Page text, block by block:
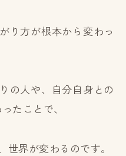
り方が根本から変わっ
の人や、自分自身との
たことで、
界が変わるのです。